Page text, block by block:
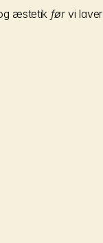
æstetik før vi laver